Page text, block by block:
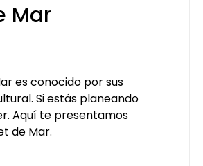
Mar
es conocido por sus
Si estás planeando
Aquí te presentamos
de Mar.